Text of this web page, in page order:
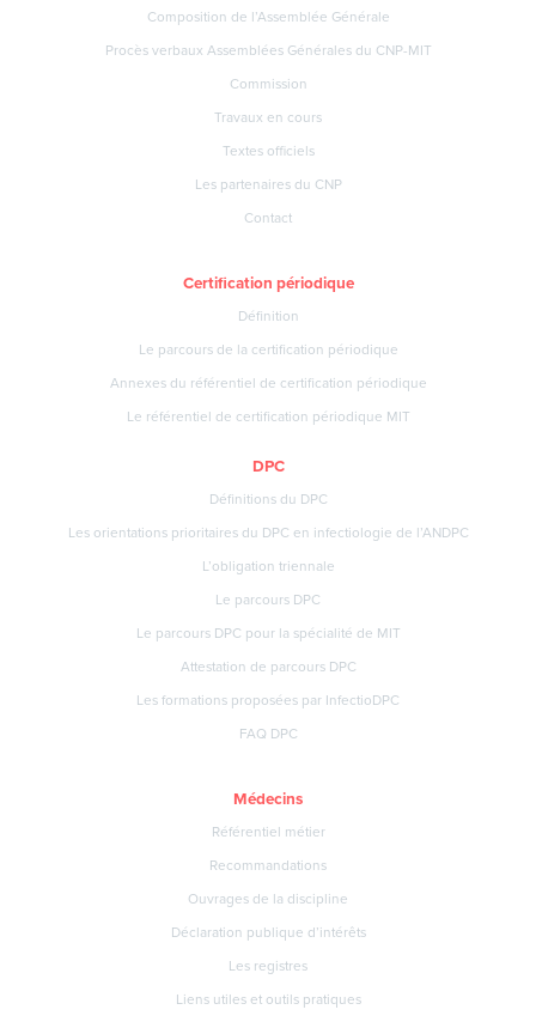
Composition de l’Assemblée Générale
Procès verbaux Assemblées Générales du CNP-MIT
Commission
Travaux en cours
Textes officiels
Les partenaires du CNP
Contact
Certification périodique
Définition
Le parcours de la certification périodique
Annexes du référentiel de certification périodique
Le référentiel de certification périodique MIT
DPC
Définitions du DPC
Les orientations prioritaires du DPC en infectiologie de l’ANDPC
L’obligation triennale
Le parcours DPC
Le parcours DPC pour la spécialité de MIT
Attestation de parcours DPC
Les formations proposées par InfectioDPC
FAQ DPC
Médecins
Référentiel métier
Recommandations
Ouvrages de la discipline
Déclaration publique d’intérêts
Les registres
Liens utiles et outils pratiques